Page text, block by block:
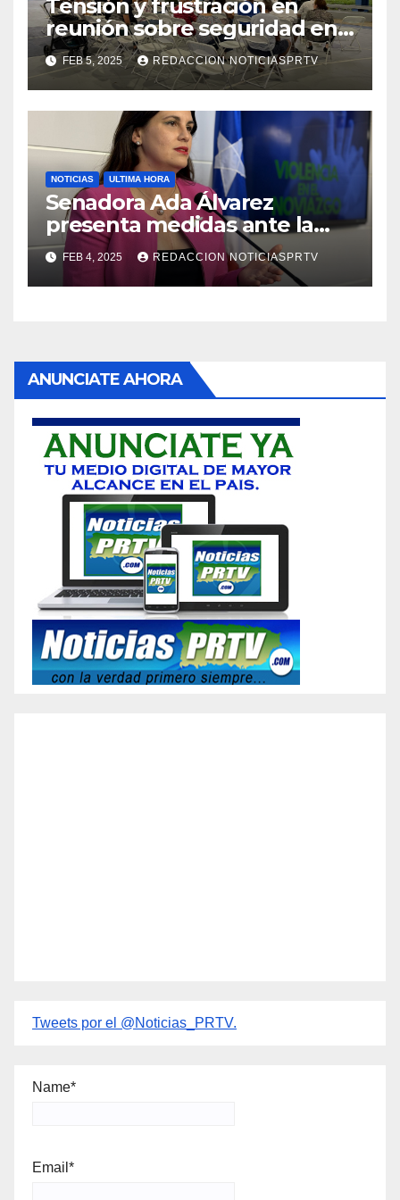
Tensión y frustración en
reunión sobre seguridad en
Reparto Metropolitano
FEB 5, 2025 REDACCION NOTICIASPRTV
NOTICIAS ULTIMA HORA
Senadora Ada Álvarez
presenta medidas ante la
violencia en el noviazgo
FEB 4, 2025 REDACCION NOTICIASPRTV
ANUNCIATE AHORA
Tweets por el @Noticias_PRTV.
Name*
Email*